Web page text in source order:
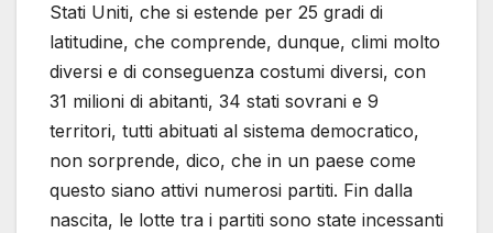
Stati Uniti, che si estende per 25 gradi di
latitudine, che comprende, dunque, climi molto
diversi e di conseguenza costumi diversi, con
31 milioni di abitanti, 34 stati sovrani e 9
territori, tutti abituati al sistema democratico,
non sorprende, dico, che in un paese come
questo siano attivi numerosi partiti. Fin dalla
nascita, le lotte tra i partiti sono state incessanti